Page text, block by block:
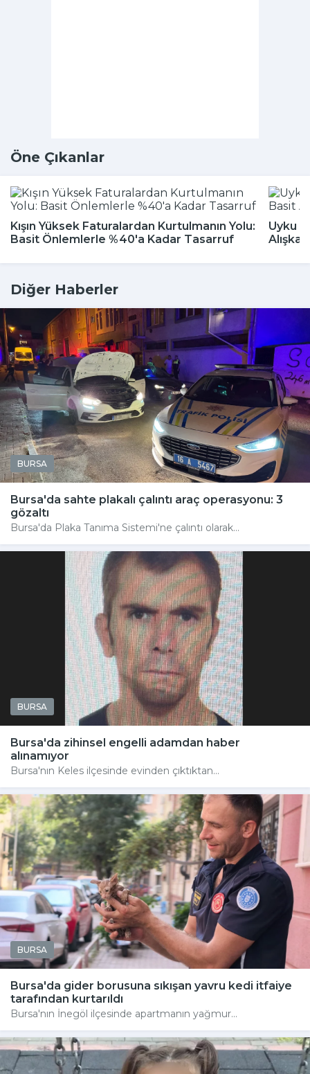
Öne Çıkanlar
Kışın Yüksek Faturalardan Kurtulmanın Yolu:
Basit Önlemlerle %40'a Kadar Tasarruf
Uyku
Diğer Haberler
BURSA
Bursa'da sahte plakalı çalıntı araç operasyonu: 3
gözaltı
Bursa'da Plaka Tanıma Sistemi'ne çalıntı olarak...
BURSA
Bursa'da zihinsel engelli adamdan haber
alınamıyor
Bursa'nın Keles ilçesinde evinden çıktıktan...
BURSA
Bursa'da gider borusuna sıkışan yavru kedi itfaiye
tarafından kurtarıldı
Bursa'nın İnegöl ilçesinde apartmanın yağmur...